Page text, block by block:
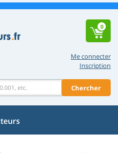
Me connecter
Inscription
Chercher
0